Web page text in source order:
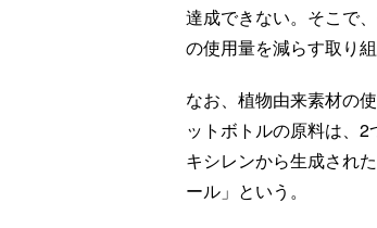
達成できない。そこで
の使用量を減らす取り
なお、植物由来素材の
ットボトルの原料は、
キシレンから生成され
ール」という。